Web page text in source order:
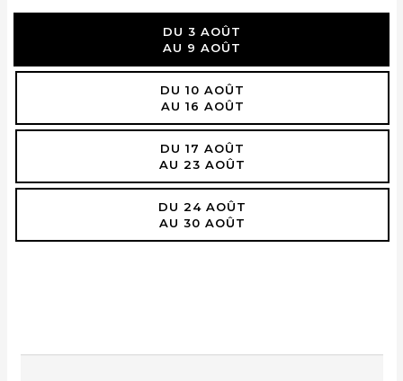
DU 3 AOÛT
AU 9 AOÛT
DU 10 AOÛT
AU 16 AOÛT
DU 17 AOÛT
AU 23 AOÛT
DU 24 AOÛT
AU 30 AOÛT